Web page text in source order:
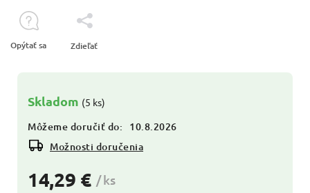
14,29 € / ks
Skladom (5 ks)
Môžeme doručiť do:
10.8.2026
Možnosti doručenia
Opýtať sa Zdieľať